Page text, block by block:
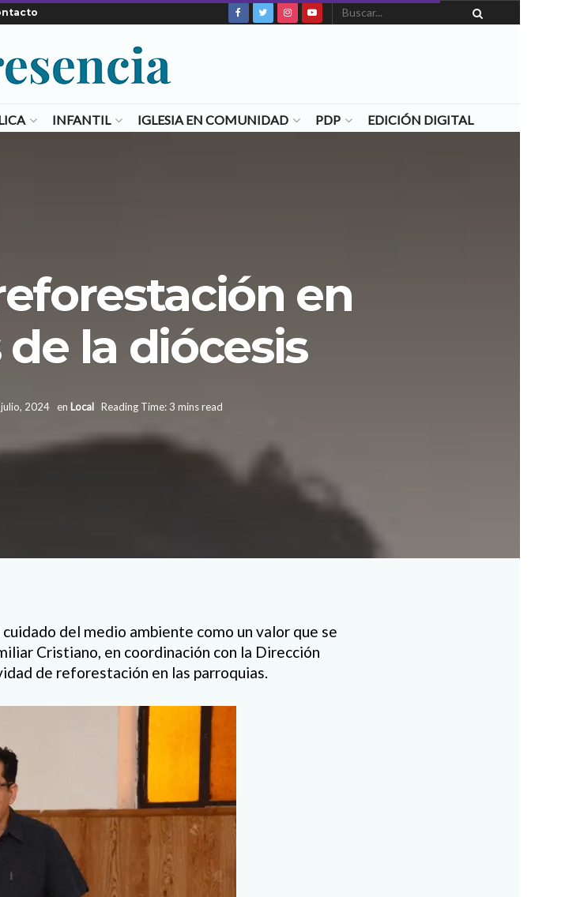
INFANTIL IGLESIA EN COMUNIDAD PDP EDICIÓN DIGITAL
en
la diócesis
2024 en Local Reading Time: 3 mins read
del medio ambiente como un valor que se
Cristiano, en coordinación con la Dirección
de reforestación en las parroquias.